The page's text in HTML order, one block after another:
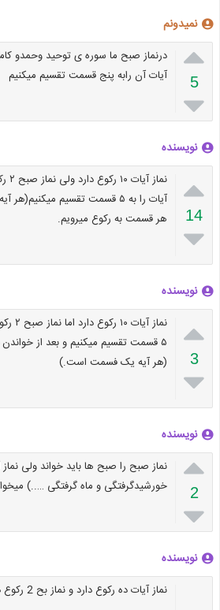
نمیدونم

5

درنماز صبح ما سوره ی توحید وحمدو
آیات آن رابه پنج قسمت تقسیم میکنیم
نویسنده

14

آیات را به ۵ قسمت تقسیم
هر قسمت به رکوع میرویم.
نویسنده

3

۵ قسمت تقسیم میکنیم و بعد از
(هر آیه یک فسمت است.)
نویسنده

2

نماز صبح را صبح ها باید خواند ولی نماز
خورشیدگرفتگی و ماه گرفتگی …..)
نویسنده
نماز آیات ده رکوع دارد و نماز بح 2 رکوع دارد.